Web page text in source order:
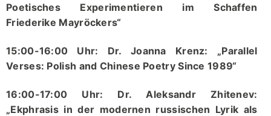
Poetisches Experimentieren im Schaffen
Friederike Mayröckers“
15:00-16:00 Uhr: Dr. Joanna Krenz: „Parallel
Verses: Polish and Chinese Poetry Since 1989“
16:00-17:00 Uhr: Dr. Aleksandr Zhitenev:
„Ekphrasis in der modernen russischen Lyrik als